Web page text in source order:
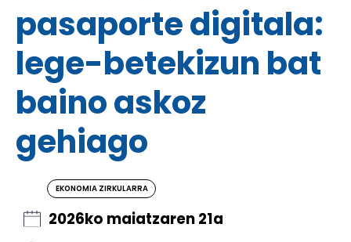
pasaporte digitala:
lege-betekizun bat
baino askoz
gehiago
EKONOMIA ZIRKULARRA
2026ko maiatzaren 21a